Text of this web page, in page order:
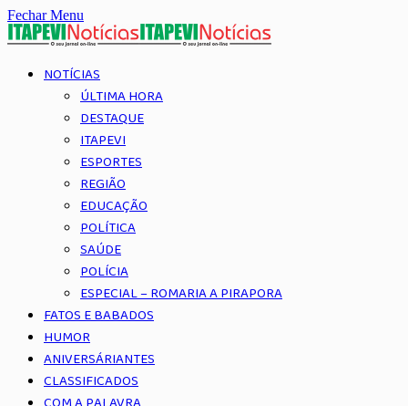
Fechar Menu
NOTÍCIAS
ÚLTIMA HORA
DESTAQUE
ITAPEVI
ESPORTES
REGIÃO
EDUCAÇÃO
POLÍTICA
SAÚDE
POLÍCIA
ESPECIAL – ROMARIA A PIRAPORA
FATOS E BABADOS
HUMOR
ANIVERSÁRIANTES
CLASSIFICADOS